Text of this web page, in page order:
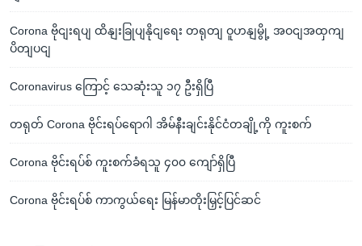
Corona ဗိုငျးရပျ ထိနျးခြုပျနိုငျရေး တရုတျ ဝူဟနျမွို့ အဝငျအထှကျ
ပိတျပငျ
Coronavirus ကြောင့် သေဆုံးသူ ၁၇ ဦးရှိပြီ
တရုတ် Corona ဗိုင်းရပ်ရောဂါ အိမ်နီးချင်းနိုင်ငံတချို့ကို ကူးစက်
Corona ဗိုင်းရပ်စ် ကူးစက်ခံရသူ ၄၀၀ ကျော်ရှိပြီ
Corona ဗိုင်းရပ်စ် ကာကွယ်ရေး မြန်မာတိုးမြှင့်ပြင်ဆင်